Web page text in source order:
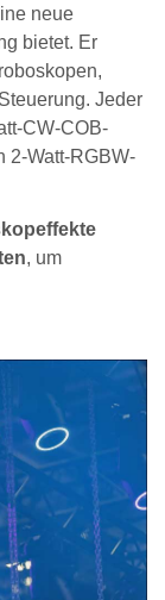
neue
bietet. Er
Jeder
CW-COB-
2-Watt-RGBW-
, um